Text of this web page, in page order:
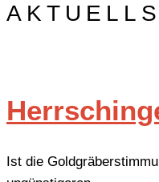
Ist die